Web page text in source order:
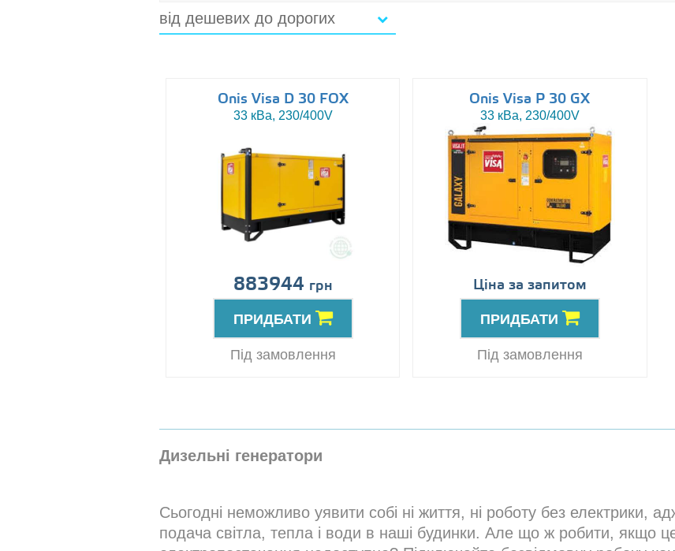
від дешевих до дорогих
Onis Visa D 30 FOX
33 кВа, 230/400V
883944 грн
ПРИДБАТИ
Під замовлення
Onis Visa P 30 GX
33 кВа, 230/400V
Ціна за запитом
ПРИДБАТИ
Під замовлення
Дизельні генератори
Сьогодні неможливо уявити собі ні життя, ні роботу без електрики,
подача світла, тепла і води в наші будинки. Але що ж робити, якщо